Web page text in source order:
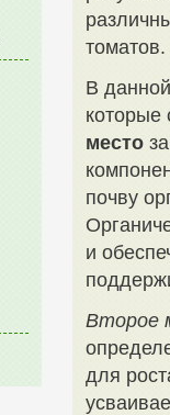
томатов.
В
место
почву
и
Второе
для